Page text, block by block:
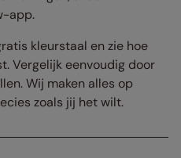
app.
kleurstaal en zie hoe
Vergelijk eenvoudig door
Wij maken alles op
zoals jij het wilt.